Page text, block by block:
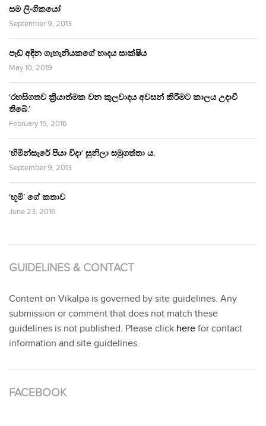
සම ලිංගිකයෝ
September 9, 2013
පෑඩ් අඳින ගැහැනියකගේ හෘදය සාක්ෂිය
May 10, 2019
‘රහසිගතව ක්‍රියාත්මක වන කුලවාදය අවසන් කිරීමට කාලය උදාවී
තිබේ.’
February 15, 2016
‘හිමින්සැරේ පියා විදා‘ සුනිලා සමුගත්තා ය.
September 9, 2013
‘භූමි’ ගේ කතාව
June 23, 2016
GUIDELINES & CONTACT
Content on Vikalpa is governed by site guidelines. Any
submission or comment that does not match these
guidelines is not published. Please click here for contact
information and site guidelines.
FACEBOOK